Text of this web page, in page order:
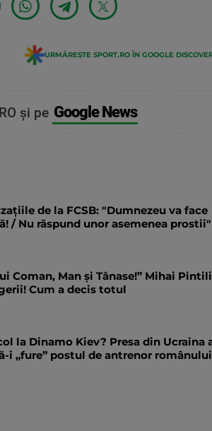
URMĂREȘTE SPORT.RO ÎN GOOGLE
și pe Google News
de la FCSB: "Dumnezeu va face
/ Nu răspund unor asemenea prostii"
Coman, Man și Tănase!” Mihai
Cum a decis totul
la Dinamo Kiev? Presa din Ucraina
i „fure” postul de antrenor românului